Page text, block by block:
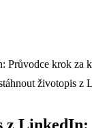
životopis z